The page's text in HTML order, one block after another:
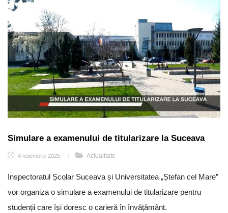
Simulare a examenului de titularizare la Suceava
4 noiembrie 2025 / Actualitate
Inspectoratul Școlar Suceava și Universitatea „Ștefan cel Mare”
vor organiza o simulare a examenului de titularizare pentru
studenții care își doresc o carieră în învățământ.